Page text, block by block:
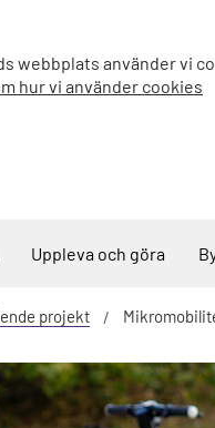
webbplats använder vi
hur vi använder cookies
Uppleva och göra
projekt